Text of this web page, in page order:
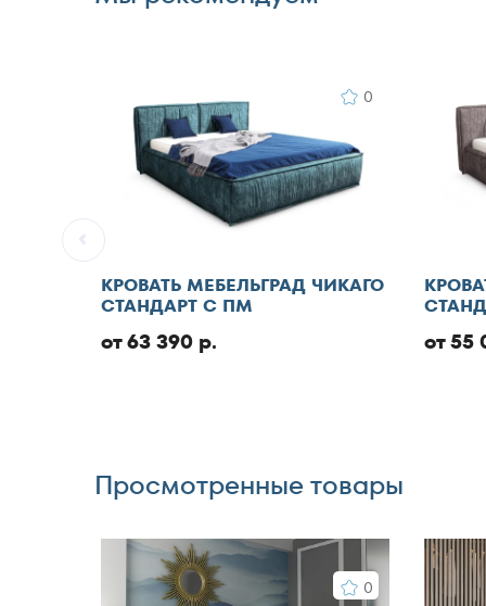
обработку
0
КРОВАТЬ МЕБЕЛЬГРАД ЧИКАГО
СТАНДАРТ С ПМ
от 63 390 р. от 55
Просмотренные товары
0